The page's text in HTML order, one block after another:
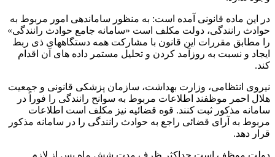
در این ماده قانونی آمده است: به منظور ساماندهی امور مربوط به
حوادث رانندگی، دولت مکلف است «سامانه جامع حوادث رانندگی»
را مطابق مقررات این قانون با مشارکت همه دستگاههای ذی ربط
ایجاد و نسبت به روزآمد کردن و تحلیل مستمر داده های آن اقدام
کند.
نیروی انتظامی، وزارت بهداشت، سازمان پزشکی قانونی و جمعیت
هلال احمر موظفند اطلاعات مربوط به سوانح رانندگی را فوراً در
سامانه مذکور ثبت کنند. قوه قضائیه نیز مکلف است اطلاعات
مربوط به آرای قضائی راجع به حوادث رانندگی را در سامانه مذکور
قرار دهد.
دولت موظف است حداکثر ظرف مدت شش ماه پس از لازم